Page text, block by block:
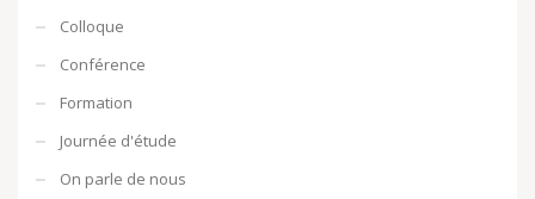
Colloque
Conférence
Formation
Journée d'étude
On parle de nous